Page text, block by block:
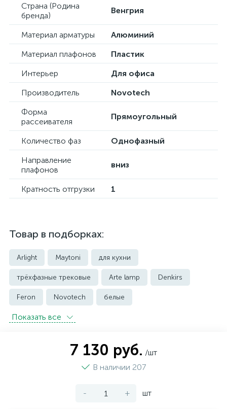
Страна (Родина
бренда)
Венгрия
Материал арматуры
Алюминий
Материал плафонов
Пластик
Интерьер
Для офиса
Производитель
Novotech
Форма
рассеивателя
Прямоугольный
Количество фаз
Однофазный
Направление
плафонов
вниз
Кратность отгрузки 1
Товар в подборках:
Arlight Maytoni для кухни
трёхфазные трековые Arte lamp Denkirs
Feron Novotech белые
встраиваемые трековые
модульные трековые подвесные трековые
светильники для модульной системы
Показать всe
7 130 руб. /шт
В наличии 207
- + шт